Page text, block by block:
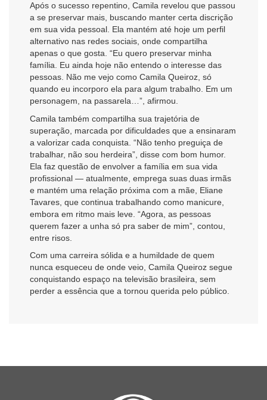
Após o sucesso repentino, Camila revelou que passou
a se preservar mais, buscando manter certa discrição
em sua vida pessoal. Ela mantém até hoje um perfil
alternativo nas redes sociais, onde compartilha
apenas o que gosta. “Eu quero preservar minha
família. Eu ainda hoje não entendo o interesse das
pessoas. Não me vejo como Camila Queiroz, só
quando eu incorporo ela para algum trabalho. Em um
personagem, na passarela…”, afirmou.
Camila também compartilha sua trajetória de
superação, marcada por dificuldades que a ensinaram
a valorizar cada conquista. “Não tenho preguiça de
trabalhar, não sou herdeira”, disse com bom humor.
Ela faz questão de envolver a família em sua vida
profissional — atualmente, emprega suas duas irmãs
e mantém uma relação próxima com a mãe, Eliane
Tavares, que continua trabalhando como manicure,
embora em ritmo mais leve. “Agora, as pessoas
querem fazer a unha só pra saber de mim”, contou,
entre risos.
Com uma carreira sólida e a humildade de quem
nunca esqueceu de onde veio, Camila Queiroz segue
conquistando espaço na televisão brasileira, sem
perder a essência que a tornou querida pelo público.